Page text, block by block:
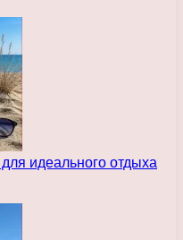
идеального отдыха